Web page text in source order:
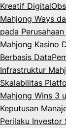
Kreatif Digital
Mahjong Ways
pada
Mahjong Kasino
Berbasis Data
Infrastruktur
Skalabilitas
Mahjong Wins 3
Keputusan
Perilaku Investor